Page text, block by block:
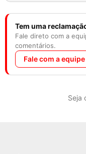
Tem uma
Fale direto com a
comentários.
Fale com a equipe
Seja